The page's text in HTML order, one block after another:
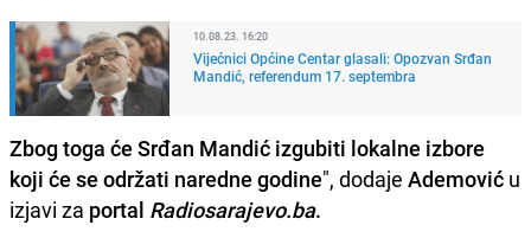
10.08.23. 16:20
Vijećnici Općine Centar glasali: Opozvan Srđan
Mandić, referendum 17. septembra
Zbog toga će Srđan Mandić izgubiti lokalne izbore
koji će se održati naredne godine", dodaje Ademović u
izjavi za portal Radiosarajevo.ba.